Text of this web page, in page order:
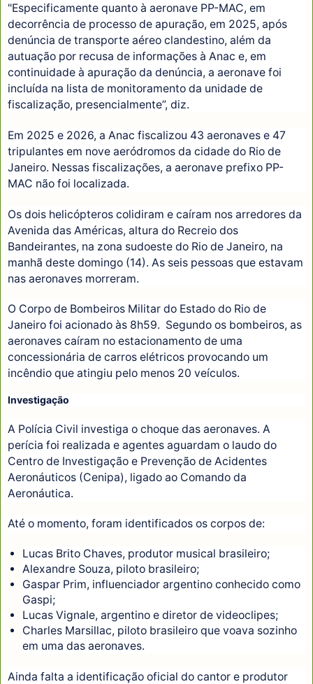
"Especificamente quanto à aeronave PP-MAC, em
decorrência de processo de apuração, em 2025, após
denúncia de transporte aéreo clandestino, além da
autuação por recusa de informações à Anac e, em
continuidade à apuração da denúncia, a aeronave foi
incluída na lista de monitoramento da unidade de
fiscalização, presencialmente”, diz.
Em 2025 e 2026, a Anac fiscalizou 43 aeronaves e 47
tripulantes em nove aeródromos da cidade do Rio de
Janeiro. Nessas fiscalizações, a aeronave prefixo PP-
MAC não foi localizada.
Os dois helicópteros colidiram e caíram nos arredores da
Avenida das Américas, altura do Recreio dos
Bandeirantes, na zona sudoeste do Rio de Janeiro, na
manhã deste domingo (14). As seis pessoas que estavam
nas aeronaves morreram.
O Corpo de Bombeiros Militar do Estado do Rio de
Janeiro foi acionado às 8h59. Segundo os bombeiros, as
aeronaves caíram no estacionamento de uma
concessionária de carros elétricos provocando um
incêndio que atingiu pelo menos 20 veículos.
Investigação
A Polícia Civil investiga o choque das aeronaves. A
perícia foi realizada e agentes aguardam o laudo do
Centro de Investigação e Prevenção de Acidentes
Aeronáuticos (Cenipa), ligado ao Comando da
Aeronáutica.
Até o momento, foram identificados os corpos de:
Lucas Brito Chaves, produtor musical brasileiro;
Alexandre Souza, piloto brasileiro;
Gaspar Prim, influenciador argentino conhecido como
Gaspi;
Lucas Vignale, argentino e diretor de videoclipes;
Charles Marsillac, piloto brasileiro que voava sozinho
em uma das aeronaves.
Ainda falta a identificação oficial do cantor e produtor